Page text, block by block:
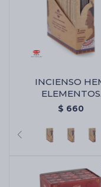
INCIENSO
ELEMENTOS
SAGRADOS CAJA
$ 660